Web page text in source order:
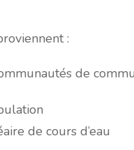
:
de
de cours d’eau